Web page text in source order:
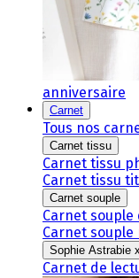
anniversaire
Carnet
Tous nos
Carnet tissu
Carnet tissu
Carnet tissu
Carnet souple
Carnet souple
Carnet
Sophie Astrabie
Carnet de